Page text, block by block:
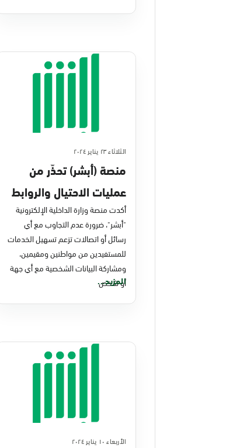
الثلاثاء ٢٣ يناير ٢٠٢٤
منصة (أبشر) تحذّر من
عمليات الاحتيال والروابط
المشبوهة
أكدت منصة وزارة الداخلية الإلكترونية
"أبشر"، ضرورة عدم التجاوب مع أي
رسائل أو اتصالات تزعم تسهيل الخدمات
للمستفيدين من مواطنين ومقيمين،
ومشاركة البيانات الشخصية مع أي جهة
أو شخص
المزيد...
الأربعاء ١٠ يناير ٢٠٢٤